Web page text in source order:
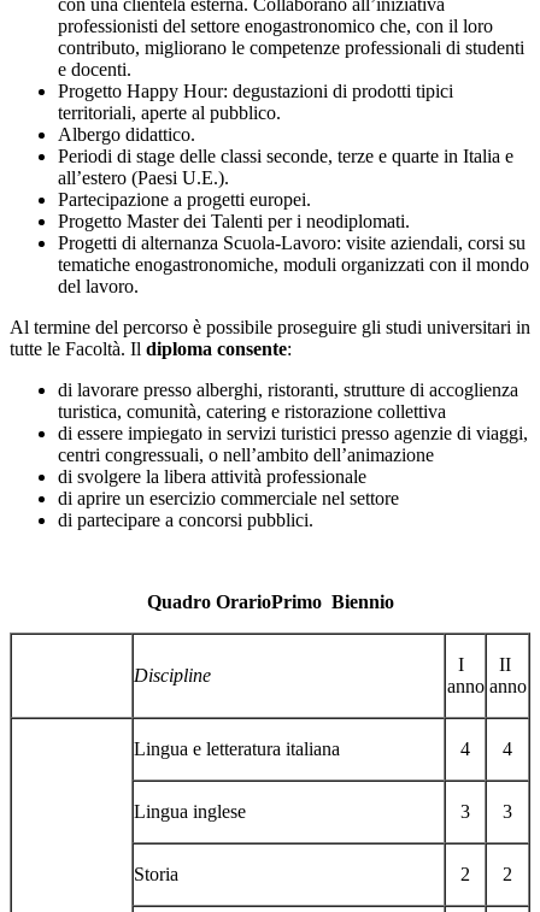
con una clientela esterna. Collaborano all’iniziativa
professionisti del settore enogastronomico che, con il loro
contributo, migliorano le competenze professionali di studenti
e docenti.
Progetto Happy Hour: degustazioni di prodotti tipici
territoriali, aperte al pubblico.
Albergo didattico.
Periodi di stage delle classi seconde, terze e quarte in Italia e
all’estero (Paesi U.E.).
Partecipazione a progetti europei.
Progetto Master dei Talenti per i neodiplomati.
Progetti di alternanza Scuola-Lavoro: visite aziendali, corsi su
tematiche enogastronomiche, moduli organizzati con il mondo
del lavoro.
Al termine del percorso è possibile proseguire gli studi universitari in
tutte le Facoltà. Il diploma consente:
di lavorare presso alberghi, ristoranti, strutture di accoglienza
turistica, comunità, catering e ristorazione collettiva
di essere impiegato in servizi turistici presso agenzie di viaggi,
centri congressuali, o nell’ambito dell’animazione
di svolgere la libera attività professionale
di aprire un esercizio commerciale nel settore
di partecipare a concorsi pubblici.
Quadro OrarioPrimoBiennio
Discipline
I
anno
II
anno
Lingua e letteratura italiana 4 4
Lingua inglese 3 3
Storia 2 2